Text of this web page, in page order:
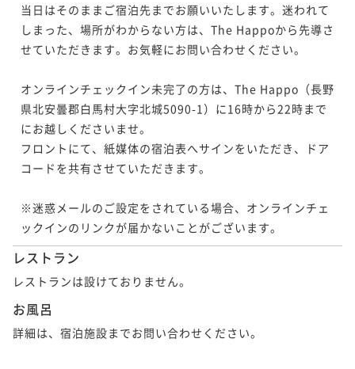
当日はそのままご宿泊先までお願いいたします。迷われて
しまった、場所がわからない方は、The Happoから先導さ
せていただきます。お気軽にお問い合わせください。
オンラインチェックイン未完了の方は、The Happo（長野
県北安曇郡白馬村大字北城5090-1）に16時から22時まで
にお越しくださいませ。
フロントにて、紙媒体の宿泊表へサインをいただき、ドア
コードを共有させていただきます。
※迷惑メールのご設定をされている場合、オンラインチェ
ックインのリンクが届かないことがございます。
レストラン
レストランは設けておりません。
お風呂
詳細は、宿泊施設までお問い合わせください。